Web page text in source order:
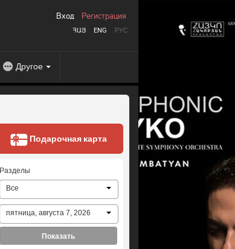
ՀԱՅ ENG РУС
Вход Регистрация
Другое
Подарочная карта
Разделы
Все
пятница, августа 7, 2026
Показать